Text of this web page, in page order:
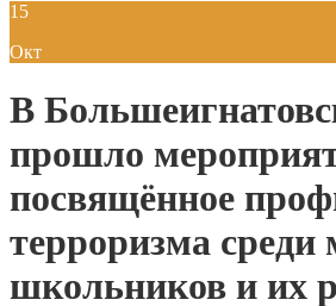
15
Окт
В
прошло
посвящённое
терроризма
школьников и их